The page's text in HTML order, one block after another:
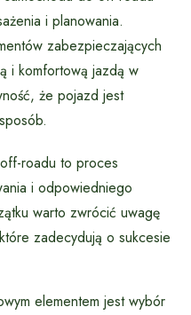
i planowania.
zabezpieczających
i komfortową jazdą w
że pojazd jest
roadu to proces
i odpowiedniego
warto zwrócić uwagę
zadecydują o sukcesie
elementem jest wybór